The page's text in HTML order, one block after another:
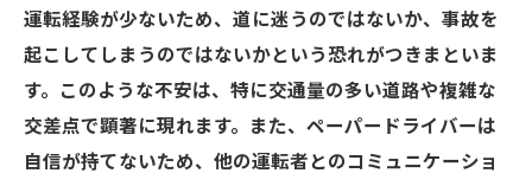
運転経験が少ないため、道に迷うのではないか、事故を
起こしてしまうのではないかという恐れがつきまといま
す。このような不安は、特に交通量の多い道路や複雑な
交差点で顕著に現れます。また、ペーパードライバーは
自信が持てないため、他の運転者とのコミュニケーショ